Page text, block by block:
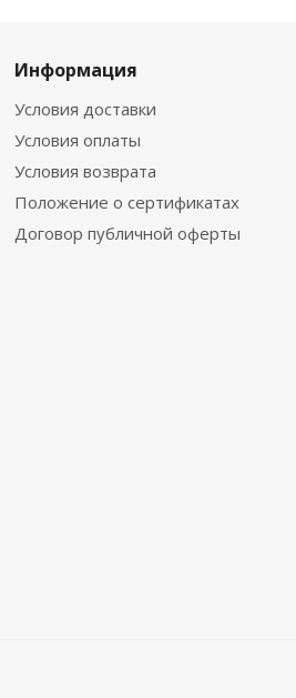
Информация
Условия доставки
Условия оплаты
Условия возврата
Положение о сертификатах
Договор публичной оферты